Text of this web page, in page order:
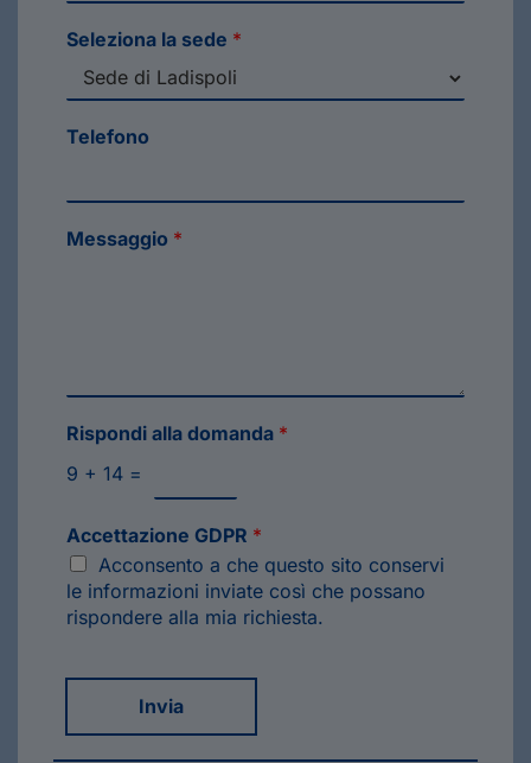
Seleziona la sede *
Telefono
Messaggio *
Rispondi alla domanda *
9 + 14 =
Accettazione GDPR *
Acconsento a che questo sito conservi
le informazioni inviate così che possano
rispondere alla mia richiesta.
Invia